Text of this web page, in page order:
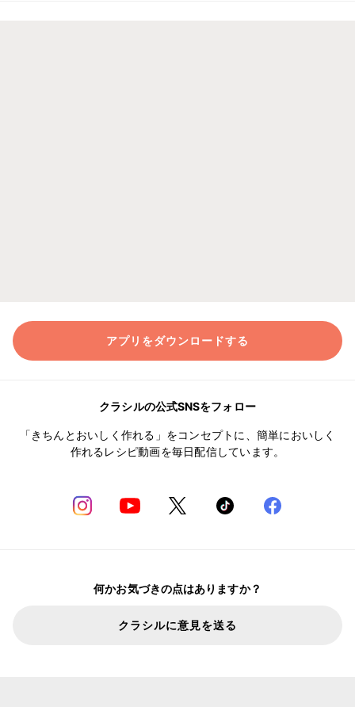
アプリをダウンロードする
クラシルの公式SNSをフォロー
「きちんとおいしく作れる」をコンセプトに、簡単においしく
作れるレシピ動画を毎日配信しています。
何かお気づきの点はありますか？
クラシルに意見を送る